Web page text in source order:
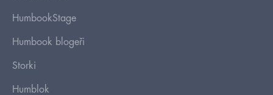
HumbookStage
Humbook blogeři
Storki
Humblok